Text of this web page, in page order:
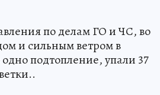
по делам ГО и ЧС, во
и сильным ветром в
подтопление, упали 37